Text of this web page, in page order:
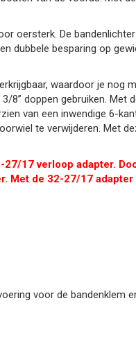
oersterk. De
dubbele besparing op
waardoor je nog
8” doppen gebruiken. Met
van een inwendige 6-
te verwijderen. Met
17 verloop adapter.
Met de 32-27/17 adapter
voor de bandenklem